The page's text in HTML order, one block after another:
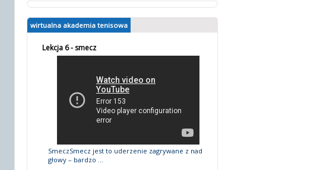
wirtualna akademia tenisowa
Lekcja 6 - smecz
SmeczSmecz jest to uderzenie zagrywane z nad
głowy – bardzo ...